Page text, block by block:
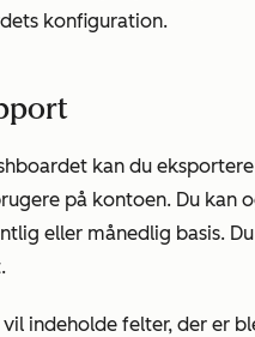
konfiguration.
kan du
på kontoen. Du kan
eller månedlig basis.
indeholde felter, der er